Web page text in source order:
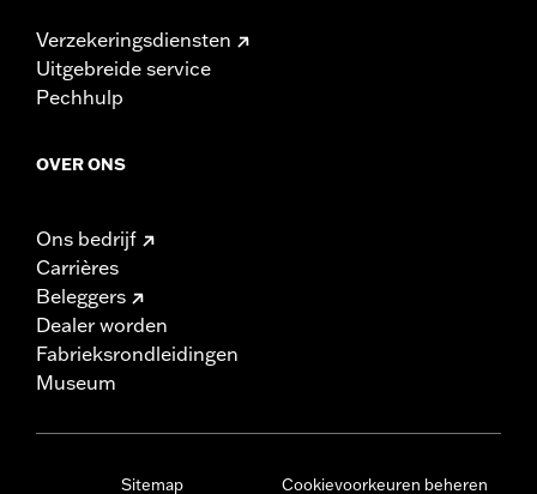
Verzekeringsdiensten
Uitgebreide service
Pechhulp
OVER ONS
Ons bedrijf
Carrières
Beleggers
Dealer worden
Fabrieksrondleidingen
Museum
Sitemap Cookievoorkeuren beheren